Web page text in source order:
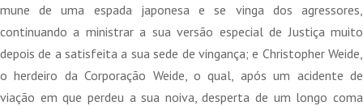
mune de uma espada japonesa e se vinga dos agressores,
continuando a ministrar a sua versão especial de Justiça muito
depois de a satisfeita a sua sede de vingança; e Christopher Weide,
o herdeiro da Corporação Weide, o qual, após um acidente de
viação em que perdeu a sua noiva, desperta de um longo coma